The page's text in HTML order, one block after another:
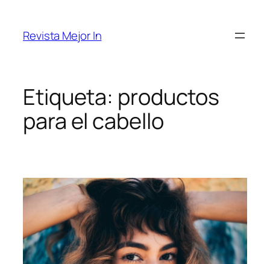
contenido
Revista Mejor In
Etiqueta: productos
para el cabello